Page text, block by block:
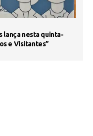
lança nesta quinta-
e Visitantes”